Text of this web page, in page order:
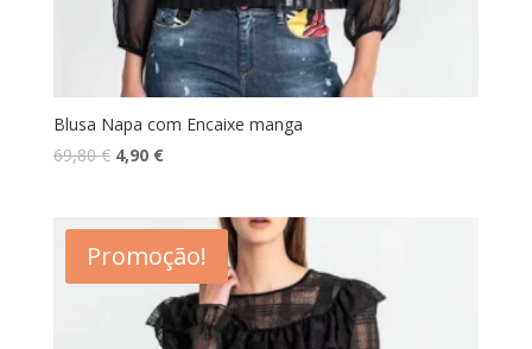
Blusa Napa com Encaixe manga
69,80€ O
era:
69,80 €.
4,90 €O
é:
4,90 €.
Promoção!